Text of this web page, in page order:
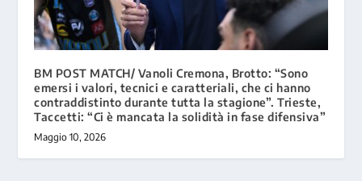
BM POST MATCH/ Vanoli Cremona, Brotto: “Sono
emersi i valori, tecnici e caratteriali, che ci hanno
contraddistinto durante tutta la stagione”. Trieste,
Taccetti: “Ci è mancata la solidità in fase difensiva”
Maggio 10, 2026